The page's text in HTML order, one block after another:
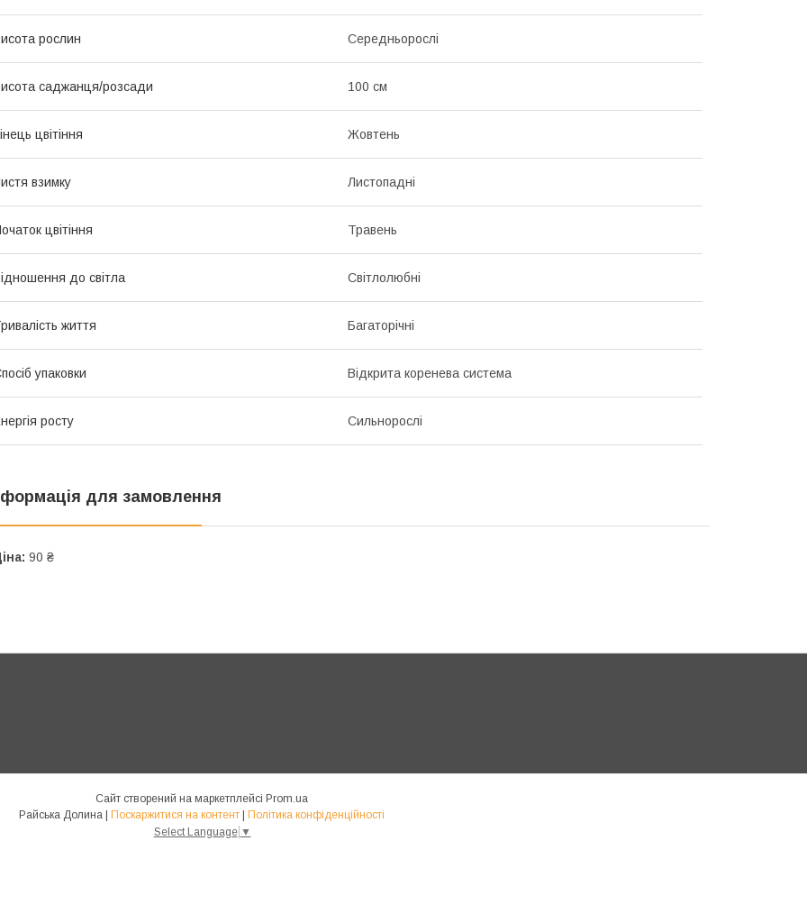
рослин Середньорослі
саджанця/розсади 100 см
цвітіння Жовтень
взимку Листопадні
цвітіння Травень
до світла Світлолюбні
життя Багаторічні
упаковки Відкрита коренева система
росту Сильнорослі
для замовлення
90 ₴
Сайт створений на маркетплейсі Prom.ua
Поскаржитися на контент
Політика конфіденційності
Select Language ▼